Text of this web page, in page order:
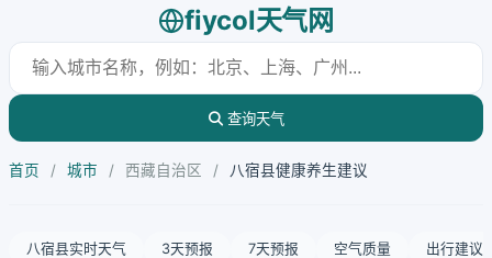
fiycol天气网
查询天气
首页 / 城市 / 西藏自治区 / 八宿县健康养生建议
八宿县实时天气 3天预报 7天预报 空气质量 出行建议